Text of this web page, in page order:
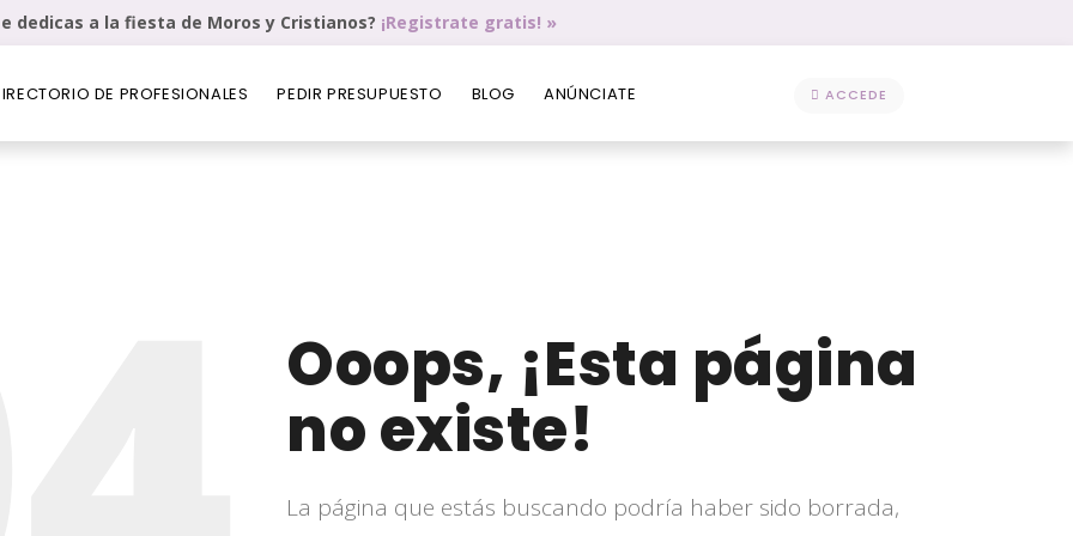
dedicas a la fiesta de Moros y Cristianos? ¡Registrate gratis! »
ACCEDE
DE PROFESIONALES PEDIR PRESUPUESTO BLOG ANÚNCIATE
Ooops, ¡Esta página
no existe!
La página que estás buscando podría haber sido borrada,